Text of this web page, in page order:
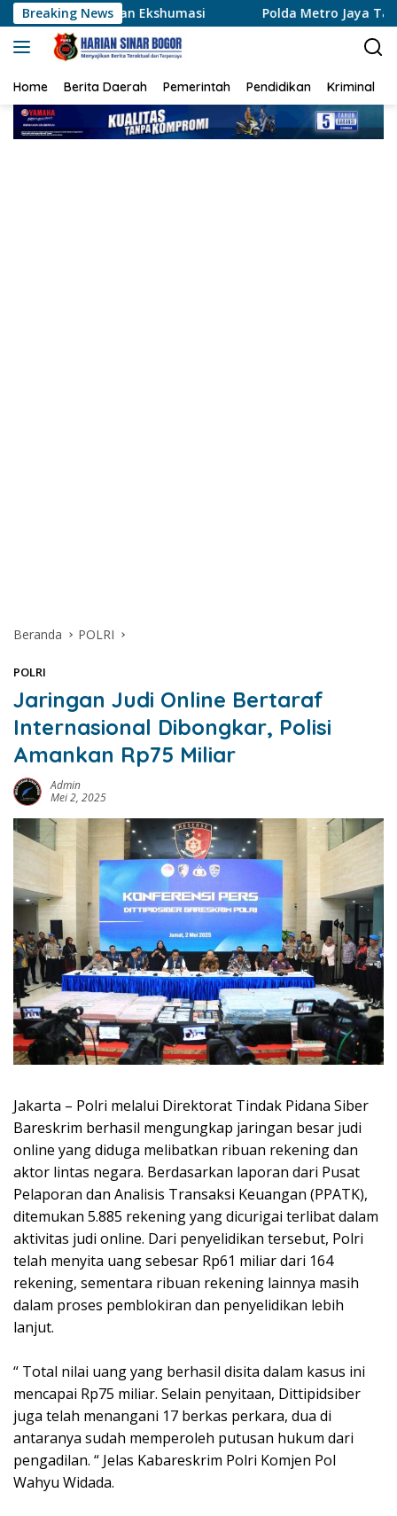
Langsung
ke
konten
Breaking News
Ekshumasi Polda Metro Jaya Tangkap Enam
Home Berita Daerah Pemerintah Pendidikan Kriminal
Beranda POLRI
POLRI
Jaringan Judi Online Bertaraf
Internasional Dibongkar, Polisi
Amankan Rp75 Miliar
Admin
Mei 2, 2025
Jakarta – Polri melalui Direktorat Tindak Pidana Siber
Bareskrim berhasil mengungkap jaringan besar judi
online yang diduga melibatkan ribuan rekening dan
aktor lintas negara. Berdasarkan laporan dari Pusat
Pelaporan dan Analisis Transaksi Keuangan (PPATK),
ditemukan 5.885 rekening yang dicurigai terlibat dalam
aktivitas judi online. Dari penyelidikan tersebut, Polri
telah menyita uang sebesar Rp61 miliar dari 164
rekening, sementara ribuan rekening lainnya masih
dalam proses pemblokiran dan penyelidikan lebih
lanjut.
“ Total nilai uang yang berhasil disita dalam kasus ini
mencapai Rp75 miliar. Selain penyitaan, Dittipidsiber
juga telah menangani 17 berkas perkara, dua di
antaranya sudah memperoleh putusan hukum dari
pengadilan. “ Jelas Kabareskrim Polri Komjen Pol
Wahyu Widada.